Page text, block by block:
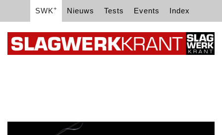
SWK+ Nieuws Tests Events Index